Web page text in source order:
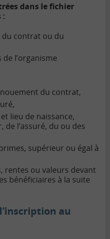
dans le fichier
:
du contrat ou du
l’organisme
du contrat,
lieu de naissance,
l’assuré, du ou des
supérieur ou égal à
rentes ou valeurs devant
bénéficiaires à la suite
au